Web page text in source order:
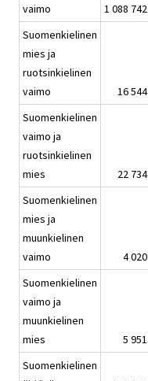
vaimo
1 088 742
Suomenkielinen
mies ja
ruotsinkielinen
vaimo
16 544
Suomenkielinen
vaimo ja
ruotsinkielinen
mies
22 734
Suomenkielinen
mies ja
muunkielinen
vaimo
4 020
Suomenkielinen
vaimo ja
muunkielinen
mies
5 951
Suomenkielinen